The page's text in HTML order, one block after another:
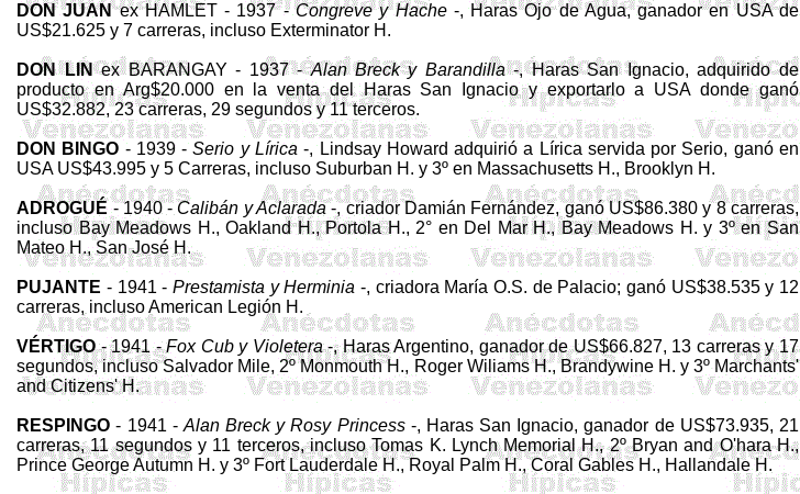
DON JUANex HAMLET - 1937 -Congreve y Hache-, Haras Ojo de Agua, ganador en USA de
US$21.625 y 7 carreras, incluso Exterminator H.
DON LINex BARANGAY - 1937 -AlanBrecky Barandilla-, Haras San Ignacio, adquirido de
producto enArg$20.000 en la venta del Haras San Ignacio y exportarlo a USA donde ganó
US$32.882, 23 carre­ras, 29 segundos y 11 terceros.
DON BINGO - 1939 -Serio y Lírica -, Lind­say Howard adquirió a Lírica servida por Serio, ganó en
USA US$43.995 y 5 Ca­rreras, incluso Suburban H. y 3º en Massachusetts H., Brooklyn H.
ADROGUÉ- 1940 -Calibán y Aclara­da-, criador Damián Fernández, ganó US$86.380 y 8 carreras,
incluso Bay Meadows H., Oakland H.,PortolaH., 2° en Del Mar H., Bay Meadows H. y 3º en San
Mateo H., San José H.
PUJANTE - 1941 - Prestamista y Herminia -, criadora María O.S. de Palacio; ganó US$38.535 y 12
carreras, incluso American Legión H.
VÉRTIGO- 1941 -Fox Cuby Violetera-, Haras Argentino, ganador de US$66.827, 13 carreras y 17
segundos, incluso Salvador Mile, 2º Monmouth H., Roger WiliamsH.,BrandywineH. y 3ºMarchants'
and Citizens' H.
RESPINGO - 1941 - AlanBreckyRosy Princess-, Haras San Ignacio, ganador de US$73.935, 21
carreras, 11 segundos y 11 terceros, incluso Tomas K. Lynch Memorial H., 2º Bryanand O'haraH.,
Prince GeorgeAutumn H. y 3º FortLauderda­le H., Royal Palm H., CoralGablesH., HallandaleH.